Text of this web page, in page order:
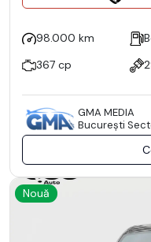
98.000 km
367 cp
GMA MEDIA
Bucureşti
Nouă